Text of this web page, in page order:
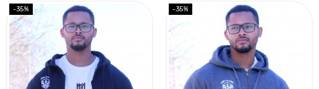
-35% -35%